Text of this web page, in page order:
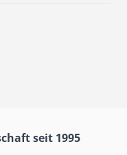
seit 1995